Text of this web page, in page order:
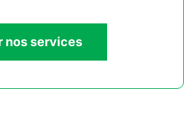
nos services